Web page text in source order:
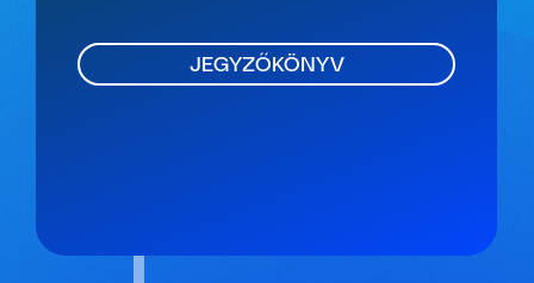
JEGYZŐKÖNYV